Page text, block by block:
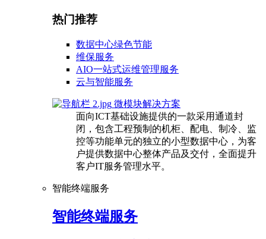
热门推荐
数据中心绿色节能
维保服务
AIO一站式运维管理服务
云与智能服务
微模块解决方案
面向ICT基础设施提供的一款采用通道封
闭，包含工程预制的机柜、配电、制冷、监
控等功能单元的独立的小型数据中心，为客
户提供数据中心整体产品及交付，全面提升
客户IT服务管理水平。
智能终端服务
智能终端服务